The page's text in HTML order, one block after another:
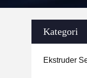
Kategori
Ekstruder